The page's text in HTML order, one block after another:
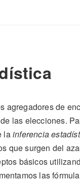
agregadores de
las elecciones.
lainferencia
que surgen del
básicos
las